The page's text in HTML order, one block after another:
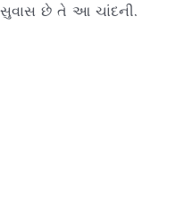
સુવાસ છે તે આ ચાંદની.